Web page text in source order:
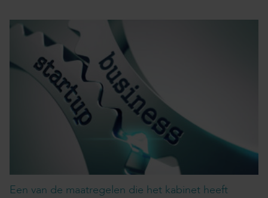
Een van de maatregelen die het kabinet heeft